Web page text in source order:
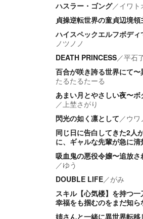
ハスラー・ゴング／イワト
貞操逆転世界の童貞辺境領
ハイスペックエルフボデ
ノツノノ
DEATH PRINCESS／平石
百合が咲き誇る世界にて
たるたるたーる
あまい月とやさしい夜〜
／上埜さがり
閃光の如く凛として／ウワ
同じ日に告白してきた2人
に、ギャルな先輩が急に清
吸血鬼の悪役令嬢〜追放
／ゆう
DOUBLE LIFE／がみ
スキル【心気楼】を持つ
幸福をも掴むのをまだ知ら
姉さんと一緒に異世界転